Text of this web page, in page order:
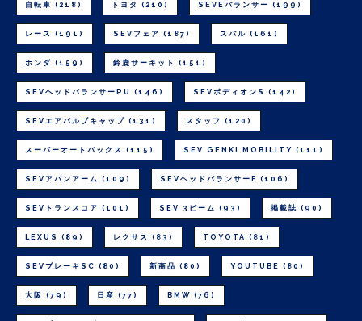
自転車 (218) トヨタ (210) SEVEバランサー (199)
レース (191) SEVフェア (187) スバル (161)
ホンダ (159) 鈴鹿サーキット (151)
SEVヘッドバランサーPU (146) SEVボディオンS (142)
SEVエアバルブキャップ (131) スタッフ (120)
スーパーオートバックス (115) SEV GENKI MOBILITY (111)
SEVアバンアーム (109) SEVヘッドバランサーF (106)
SEVトランスコア (101) SEV 3ビーム (93) 掲載誌 (90)
LEXUS (89) レクサス (83) TOYOTA (81)
SEVブレーキSC (80) 新商品 (80) YOUTUBE (80)
大阪 (79) 日産 (77) BMW (76)